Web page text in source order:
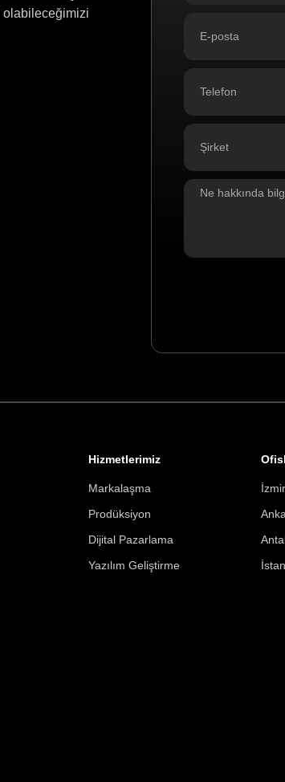
olabileceğimizi
Hizmetlerimiz
Markalaşma
Prodüksiyon
Dijital Pazarlama
Yazılım Geliştirme
İzmir